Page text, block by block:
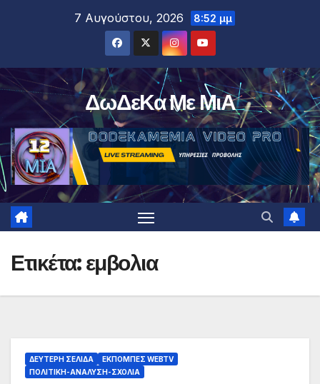
7 Αυγούστου, 2026 8:52 μμ
ΔωΔεΚα Με ΜιΑ
Ετικέτα:εμβολια
ΔΕΎΤΕΡΗ ΣΕΛΊΔΑ
ΕΚΠΟΜΠΈΣ WEBTV
ΠΟΛΙΤΙΚΉ-ΑΝΆΛΥΣΗ-ΣΧΌΛΙΑ